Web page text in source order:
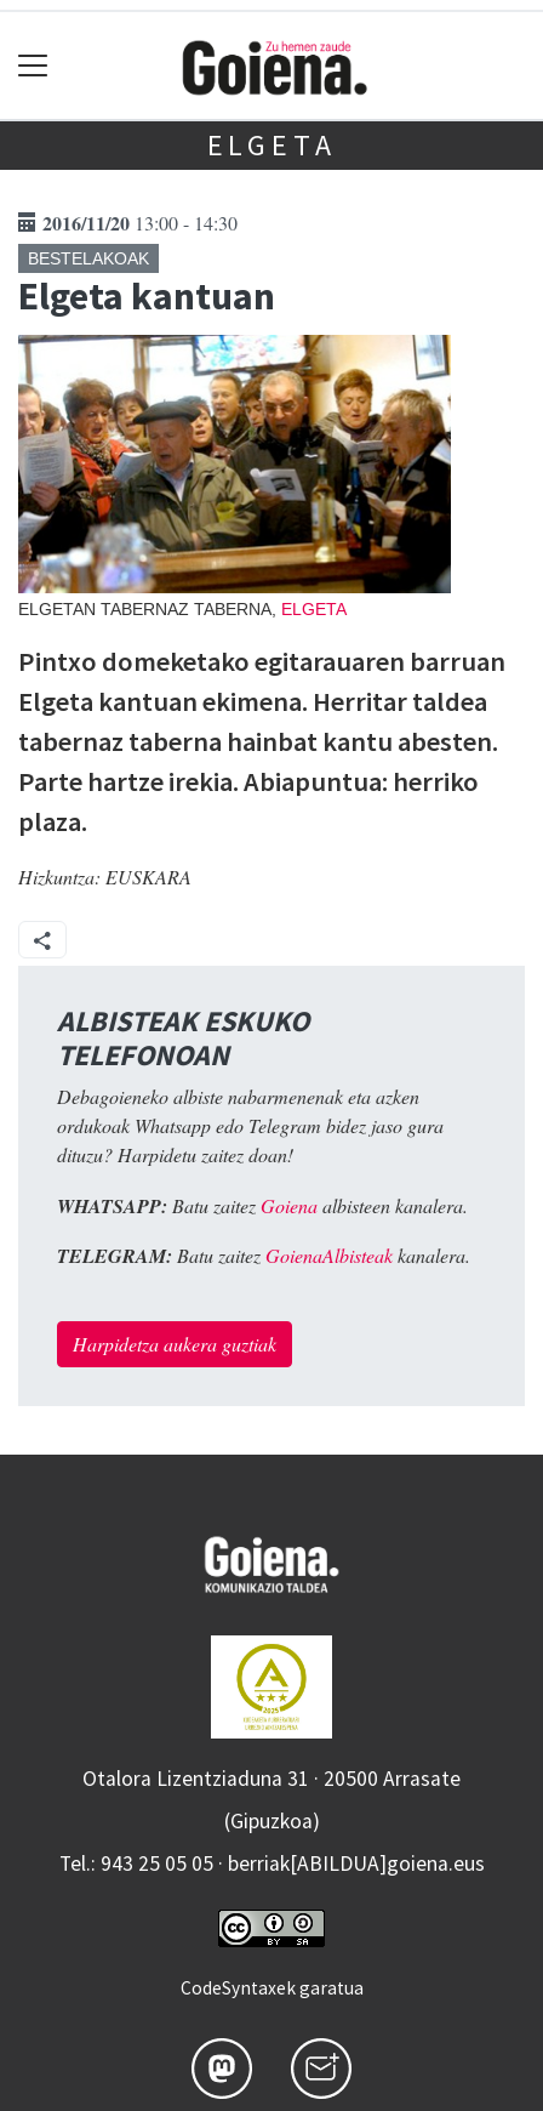
ELGETA
2016/11/20 13:00 - 14:30
BESTELAKOAK
Elgeta kantuan
ELGETAN TABERNAZ TABERNA, ELGETA
Pintxo domeketako egitarauaren barruan
Elgeta kantuan ekimena. Herritar taldea
tabernaz taberna hainbat kantu abesten.
Parte hartze irekia. Abiapuntua: herriko
plaza.
Hizkuntza: EUSKARA
ALBISTEAK ESKUKO
TELEFONOAN
Debagoieneko albiste nabarmenenak eta azken
ordukoak Whatsapp edo Telegram bidez jaso gura
dituzu? Harpidetu zaitez doan!
WHATSAPP: Batu zaitezGoienaalbisteen kanalera.
TELEGRAM: Batu zaitezGoienaAlbisteakkanalera.
Harpidetza aukera guztiak
Otalora Lizentziaduna 31 · 20500 Arrasate
(Gipuzkoa)
Tel.: 943 25 05 05 · berriak[ABILDUA]goiena.eus
CodeSyntaxek garatua